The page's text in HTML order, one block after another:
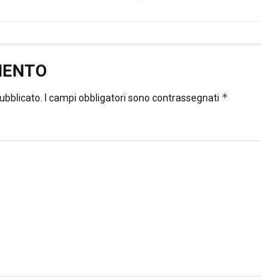
I campi obbligatori sono contrassegnati *